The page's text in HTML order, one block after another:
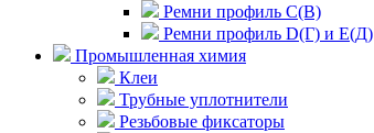
Ремни профиль С(В)
Ремни профиль D(Г) и E(Д)
Промышленная химия
Клеи
Трубные уплотнители
Резьбовые фиксаторы